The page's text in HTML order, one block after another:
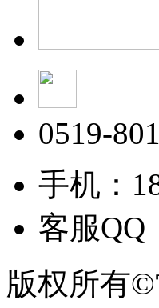
0519-
手机：
客服QQ
版权所有